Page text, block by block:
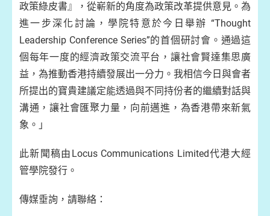
政策綠皮書』，從嶄新的角度為政策改革提供意見。為
進一步深化討論，學院特意於今日舉辦 “Thought
Leadership Conference Series”的首個研討會。通過這
個每年一度的經濟政策交流平台，讓社會賢達集思廣
益，為推動香港持續發展出一分力。我相信今日與會者
所提出的寶貴建議定能透過與不同持份者的繼續對話與
溝通，讓社會匯聚力量，向前邁進，為香港帶來新氣
象。」
此新聞稿由Locus Communications Limited代港大經
管學院發行。
傳媒垂詢，請聯絡：